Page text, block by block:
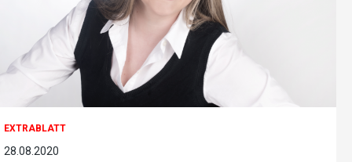
EXTRABLATT
28.08.2020